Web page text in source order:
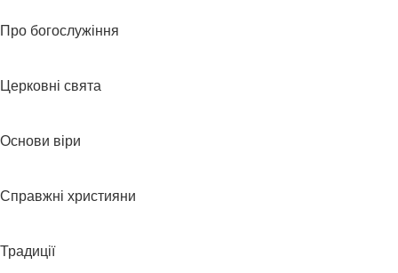
Про богослужіння
Церковні свята
Основи віри
Справжні християни
Традиції